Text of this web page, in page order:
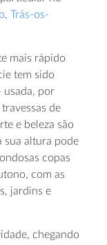
Trás-os-
mais rápido
tem sido
usada, por
de
e beleza são
sua altura pode
copas
com as
jardins e
chegando